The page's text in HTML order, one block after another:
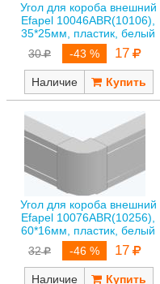
Угол для короба внешний
Efapel 10046ABR(10106),
35*25мм, пластик, белый
30
-43 % 17
Наличие
Угол для короба внешний
Efapel 10076ABR(10256),
60*16мм, пластик, белый
32
-46 % 17
Наличие